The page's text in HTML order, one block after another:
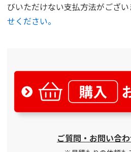
びいただけない支払方法がござい
せください。
ご質問・お問い合